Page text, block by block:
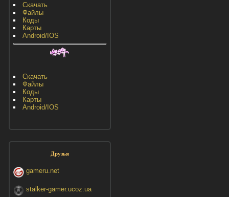
Скачать
Файлы
Коды
Карты
Android/IOS
Скачать
Файлы
Коды
Карты
Android/IOS
Друзья
gameru.net
stalker-gamer.ucoz.ua